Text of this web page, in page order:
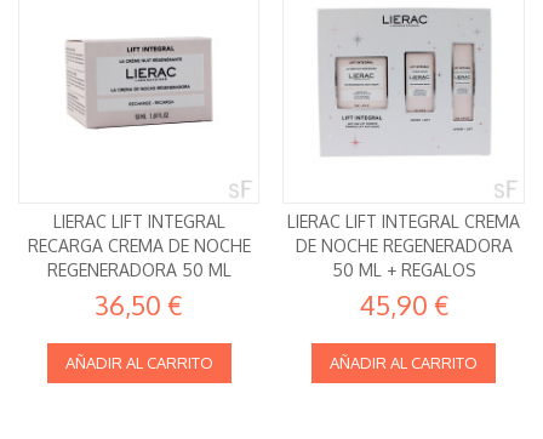
LIERAC LIFT INTEGRAL
RECARGA CREMA DE NOCHE
REGENERADORA 50 ML
36,50 €
AÑADIR AL CARRITO
LIERAC LIFT INTEGRAL CREMA
DE NOCHE REGENERADORA
50 ML + REGALOS
45,90 €
AÑADIR AL CARRITO